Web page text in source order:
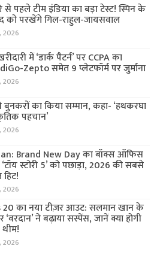
से पहले टीम इंडिया का बड़ा टेस्ट! स्पिन के
परखेंगे गिल-राहुल-जायसवाल
2026
में ‘डार्क पैटर्न’ पर CCPA का
Zepto समेत 9 प्लेटफॉर्म पर जुर्माना
2026
बुनकरों का किया सम्मान, कहा- ‘हथकरघा
पहचान’
2026
Brand New Day का बॉक्स ऑफिस
स्टोरी 5’ को पछाड़ा, 2026 की सबसे
2026
20 का नया टीज़र आउट: सलमान खान के
‘वरदान’ ने बढ़ाया सस्पेंस, जानें क्या होगी
2026